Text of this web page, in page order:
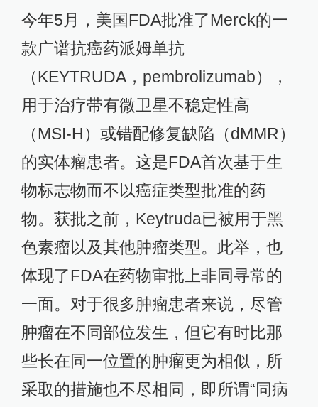
今年5月，美国FDA批准了Merck的一
款广谱抗癌药派姆单抗
（KEYTRUDA，pembrolizumab），
用于治疗带有微卫星不稳定性高
（MSI-H）或错配修复缺陷（dMMR）
的实体瘤患者。这是FDA首次基于生
物标志物而不以癌症类型批准的药
物。获批之前，Keytruda已被用于黑
色素瘤以及其他肿瘤类型。此举，也
体现了FDA在药物审批上非同寻常的
一面。对于很多肿瘤患者来说，尽管
肿瘤在不同部位发生，但它有时比那
些长在同一位置的肿瘤更为相似，所
采取的措施也不尽相同，即所谓“同病